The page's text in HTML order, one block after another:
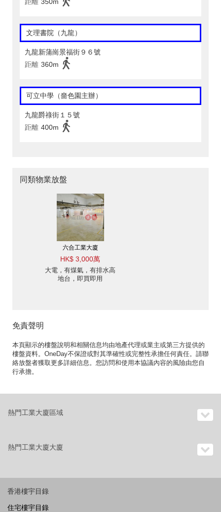
文理書院（九龍）
九龍新蒲崗景福街９６號
距離 360m
可立中學（嗇色園主辦）
九龍爵祿街１５號
距離 400m
同類物業放盤
六合工業大廈
HK$ 3,000萬
大電，有煤氣，有排水高
地台，即買即用
免責聲明
本頁顯示的樓盤說明和相關信息均由地產代理或業主或第三方提供的
樓盤資料。OneDay不保證或對其準確性或完整性承擔任何責任。請聯
絡放盤者獲取更多詳細信息。您訪問和使用本協議內容的風險由您自
行承擔。
熱門工業大廈區域
熱門工業大廈大廈
香港樓宇目錄
住宅樓宇目錄